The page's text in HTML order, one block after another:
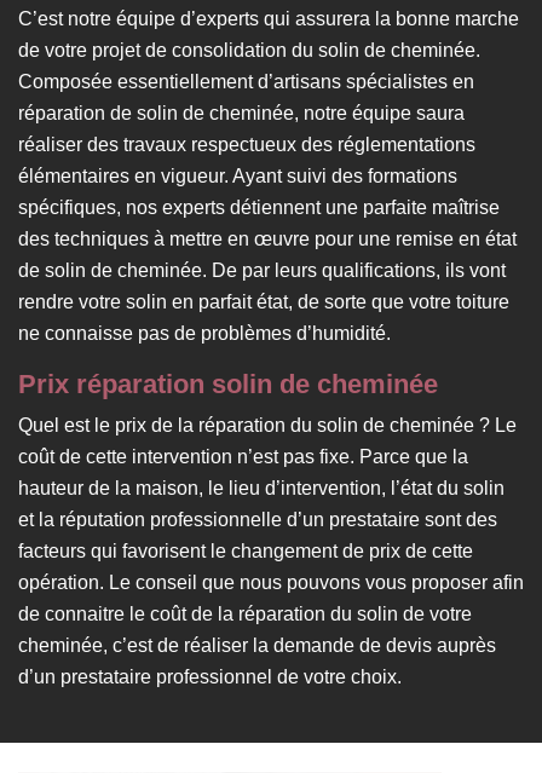
C’est notre équipe d’experts qui assurera la bonne marche
de votre projet de consolidation du solin de cheminée.
Composée essentiellement d’artisans spécialistes en
réparation de solin de cheminée, notre équipe saura
réaliser des travaux respectueux des réglementations
élémentaires en vigueur. Ayant suivi des formations
spécifiques, nos experts détiennent une parfaite maîtrise
des techniques à mettre en œuvre pour une remise en état
de solin de cheminée. De par leurs qualifications, ils vont
rendre votre solin en parfait état, de sorte que votre toiture
ne connaisse pas de problèmes d’humidité.
Prix réparation solin de cheminée
Quel est le prix de la réparation du solin de cheminée ? Le
coût de cette intervention n’est pas fixe. Parce que la
hauteur de la maison, le lieu d’intervention, l’état du solin
et la réputation professionnelle d’un prestataire sont des
facteurs qui favorisent le changement de prix de cette
opération. Le conseil que nous pouvons vous proposer afin
de connaitre le coût de la réparation du solin de votre
cheminée, c’est de réaliser la demande de devis auprès
d’un prestataire professionnel de votre choix.